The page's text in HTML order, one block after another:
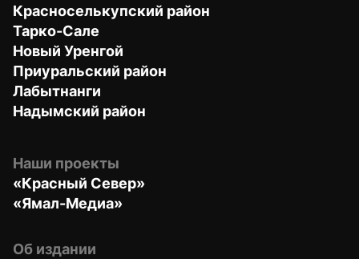
Красноселькупский район
Тарко-Сале
Новый Уренгой
Приуральский район
Лабытнанги
Надымский район
Наши проекты
«Красный Север»
«Ямал-Медиа»
Об издании